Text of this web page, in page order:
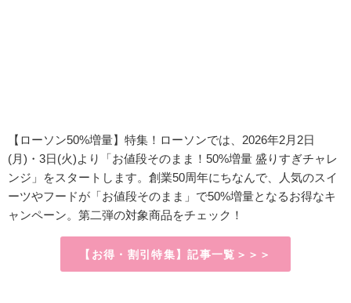
【ローソン50%増量】特集！ローソンでは、2026年2月2日
(月)・3日(火)より「お値段そのまま！50%増量 盛りすぎチャレ
ンジ」をスタートします。創業50周年にちなんで、人気のスイ
ーツやフードが「お値段そのまま」で50%増量となるお得なキ
ャンペーン。第二弾の対象商品をチェック！
【お得・割引特集】記事一覧＞＞＞